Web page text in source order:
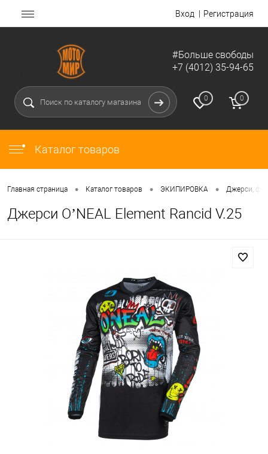
Вход Регистрация
#Больше свободы
+7 (4012) 35-94-65
0 0
Каталог товаров
Главная страница • Каталог товаров • ЭКИПИРОВКА • Джерси,
Джерси O’NEAL Element Rancid V.25